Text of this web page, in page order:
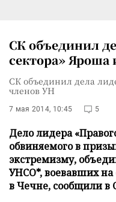
СК объединил
сектора»
СК объединил дела
членов УН
7 мая 2014, 10:45 5
Дело лидера
обвиняемого в
экстремизму,
УНСО*, воевавших на
в Чечне, сообщили в